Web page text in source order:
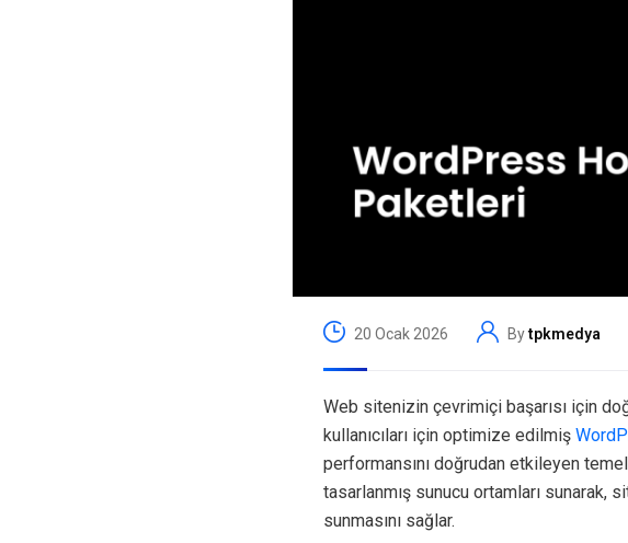
20 Ocak 2026 Bytpkmedya
Web sitenizin çevrimiçi başarısı için
kullanıcıları için optimize edilmiş
performansını doğrudan etkileyen
tasarlanmış sunucu ortamları sunarak,
sunmasını sağlar.